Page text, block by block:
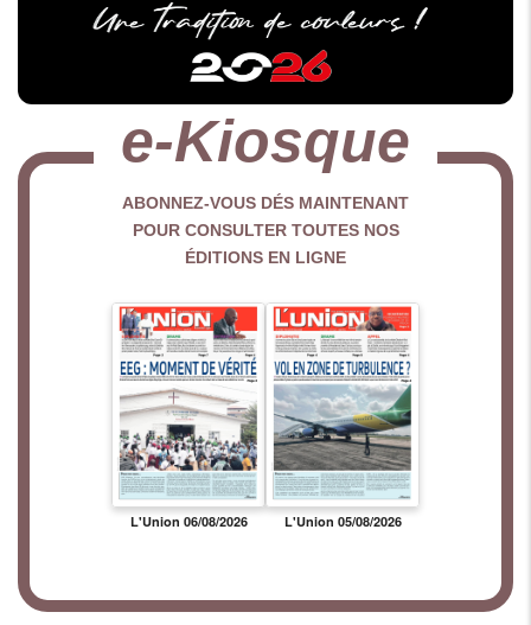
e-Kiosque
ABONNEZ-VOUS DÉS MAINTENANT
POUR CONSULTER TOUTES NOS
ÉDITIONS EN LIGNE